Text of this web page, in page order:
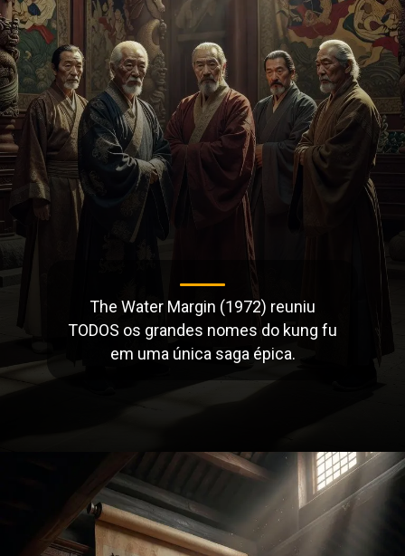
The Water Margin (1972) reuniu
TODOS os grandes nomes do kung fu
em uma única saga épica.